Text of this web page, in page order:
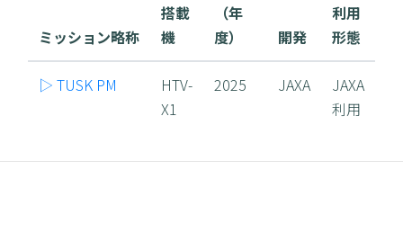
ミッション略称
搭載
機
（年
度）
開発
利用
形態
▷ TUSK PM
HTV-
X1
2025 JAXA
JAXA
利用